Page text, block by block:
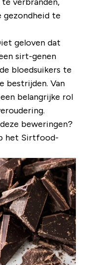
gezondheid te
geloven dat
sirt-genen
bloedsuikers te
bestrijden. Van
belangrijke rol
beweringen?
het Sirtfood-